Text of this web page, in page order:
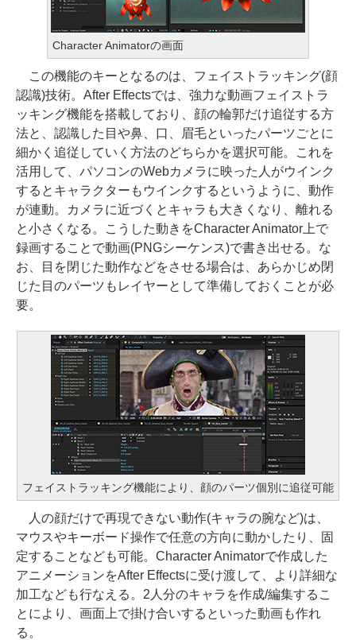
Character Animatorの画面
この機能のキーとなるのは、フェイストラッキング(顔
認識)技術。After Effectsでは、強力な動画フェイストラ
ッキング機能を搭載しており、顔の輪郭だけ追従する方
法と、認識した目や鼻、口、眉毛といったパーツごとに
細かく追従していく方法のどちらかを選択可能。これを
活用して、パソコンのWebカメラに映った人がウインク
するとキャラクターもウインクするというように、動作
が連動。カメラに近づくとキャラも大きくなり、離れる
と小さくなる。こうした動きをCharacter Animator上で
録画することで動画(PNGシーケンス)で書き出せる。な
お、目を閉じた動作などをさせる場合は、あらかじめ閉
じた目のパーツもレイヤーとして準備しておくことが必
要。
フェイストラッキング機能により、顔のパーツ個別に追従可能
人の顔だけで再現できない動作(キャラの腕など)は、
マウスやキーボード操作で任意の方向に動かしたり、固
定することなども可能。Character Animatorで作成した
アニメーションをAfter Effectsに受け渡して、より詳細な
加工なども行なえる。2人分のキャラを作成/編集するこ
とにより、画面上で掛け合いするといった動画も作れ
る。